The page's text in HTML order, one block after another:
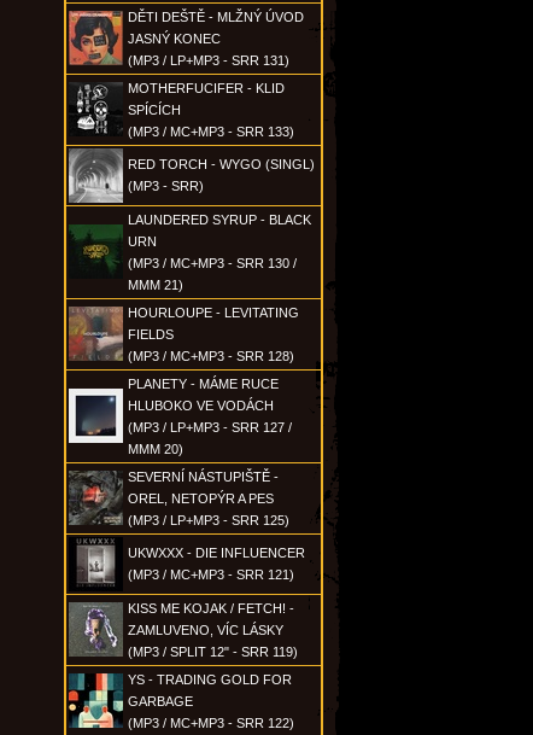
DĚTI DEŠTĚ - MLŽNÝ ÚVOD
JASNÝ KONEC
(MP3 / LP+MP3 - SRR 131)
MOTHERFUCIFER - KLID
SPÍCÍCH
(MP3 / MC+MP3 - SRR 133)
RED TORCH - WYGO (SINGL)
(MP3 - SRR)
LAUNDERED SYRUP - BLACK
URN
(MP3 / MC+MP3 - SRR 130 /
MMM 21)
HOURLOUPE - LEVITATING
FIELDS
(MP3 / MC+MP3 - SRR 128)
PLANETY - MÁME RUCE
HLUBOKO VE VODÁCH
(MP3 / LP+MP3 - SRR 127 /
MMM 20)
SEVERNÍ NÁSTUPIŠTĚ -
OREL, NETOPÝR A PES
(MP3 / LP+MP3 - SRR 125)
UKWXXX - DIE INFLUENCER
(MP3 / MC+MP3 - SRR 121)
KISS ME KOJAK / FETCH! -
ZAMLUVENO, VÍC LÁSKY
(MP3 / SPLIT 12" - SRR 119)
YS - TRADING GOLD FOR
GARBAGE
(MP3 / MC+MP3 - SRR 122)